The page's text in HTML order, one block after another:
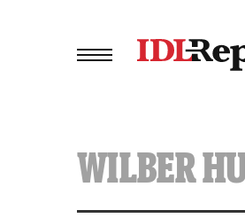
WILBER